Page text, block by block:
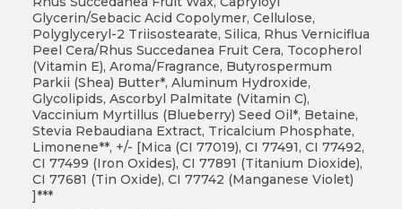
Glycerin/Sebacic Acid Copolymer, Cellulose,
Polyglyceryl-2 Triisostearate, Silica, Rhus Verniciflua
Peel Cera/Rhus Succedanea Fruit Cera, Tocopherol
(Vitamin E), Aroma/Fragrance, Butyrospermum
Parkii (Shea) Butter*, Aluminum Hydroxide,
Glycolipids, Ascorbyl Palmitate (Vitamin C),
Vaccinium Myrtillus (Blueberry) Seed Oil*, Betaine,
Stevia Rebaudiana Extract, Tricalcium Phosphate,
Limonene**, +/- [Mica (CI 77019), CI 77491, CI 77492,
CI 77499 (Iron Oxides), CI 77891 (Titanium Dioxide),
CI 77681 (Tin Oxide), CI 77742 (Manganese Violet)
]***